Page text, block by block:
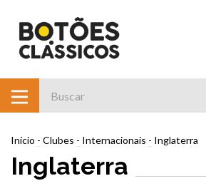
Início - Clubes - Internacionais - Inglaterra
Inglaterra